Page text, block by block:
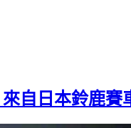
自日本鈴鹿